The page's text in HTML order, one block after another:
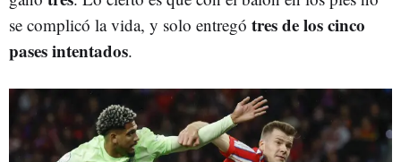
se complicó la vida, y solo entregó tres de los cinco
pases intentados.